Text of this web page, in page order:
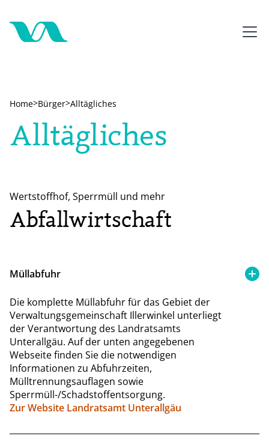
Home>Bürger>Alltägliches
Alltägliches
Wertstoffhof, Sperrmüll und mehr
Abfallwirtschaft
Müllabfuhr
Die komplette Müllabfuhr für das Gebiet der
Verwaltungsgemeinschaft Illerwinkel unterliegt
der Verantwortung des Landratsamts
Unterallgäu. Auf der unten angegebenen
Webseite finden Sie die notwendigen
Informationen zu Abfuhrzeiten,
Mülltrennungsauflagen sowie
Sperrmüll-/Schadstoffentsorgung.
Zur Website Landratsamt Unterallgäu